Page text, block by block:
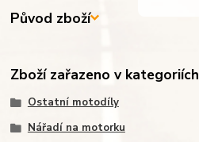
Původ zboží
Zboží zařazeno v kategoriích
Ostatní motodíly
Nářadí na motorku